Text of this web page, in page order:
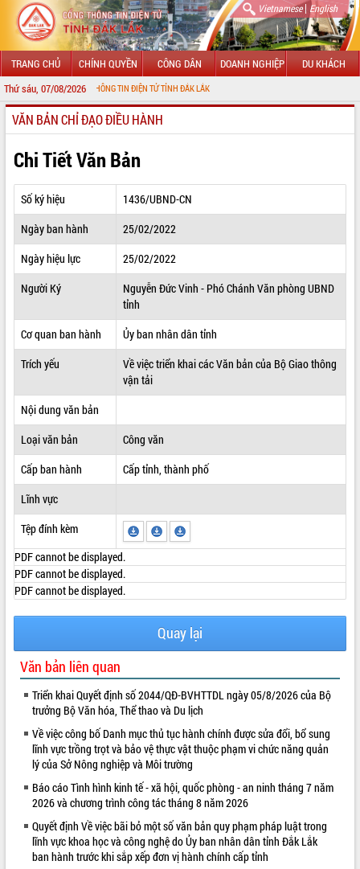
Vietnamese| English
TRANG CHỦ CHÍNH QUYỀN CÔNG DÂN DOANH NGHIỆP DU KHÁCH
Thứ sáu, 07/08/2026
VỚI CỔNG THÔNG TIN ĐIỆN TỬ TỈNH ĐẮK LẮK
GIỚI THIỆU
LÃNH ĐẠO UBND TỈNH
TIN TỨC SỰ KIỆN
SỞ, BAN, NGÀNH
THÔNG TIN CHỈ ĐẠO ĐIỀU HÀNH
VĂN BẢN HĐND TỈNH
QUY HOẠCH - KẾ HOẠCH
VIDEO
Loading the player...
Khám bệnh, cấp phát thuốc miễn phí
và tặng quà người dân xã Cư Pui
Hội nghị UBND tỉnh Đắk Lắk thường kỳ
tháng 7/2026
VĂN BẢN CHỈ ĐẠO ĐIỀU HÀNH
Chi Tiết Văn Bản
Số ký hiệu
1436/UBND-CN
Ngày ban hành
25/02/2022
Ngày hiệu lực
25/02/2022
Người Ký
Nguyễn Đức Vinh - Phó Chánh Văn phòng UBND
tỉnh
Cơ quan ban hành
Ủy ban nhân dân tỉnh
Trích yếu
Về việc triển khai các Văn bản của Bộ Giao thông
vận tải
Nội dung văn bản
Loại văn bản
Công văn
Cấp ban hành
Cấp tỉnh, thành phố
Lĩnh vực
Tệp đính kèm
PDF cannot be displayed.
PDF cannot be displayed.
PDF cannot be displayed.
Quay lại
Văn bản liên quan
Triển khai Quyết định số 2044/QĐ-BVHTTDL ngày 05/8/2026 của Bộ
trưởng Bộ Văn hóa, Thể thao và Du lịch
Về việc công bố Danh mục thủ tục hành chính được sửa đổi, bổ sung
lĩnh vực trồng trọt và bảo vệ thực vật thuộc phạm vi chức năng quản
lý của Sở Nông nghiệp và Môi trường
Báo cáo Tình hình kinh tế - xã hội, quốc phòng - an ninh tháng 7 năm
2026 và chương trình công tác tháng 8 năm 2026
Quyết định Về việc bãi bỏ một số văn bản quy phạm pháp luật trong
lĩnh vực khoa học và công nghệ do Ủy ban nhân dân tỉnh Đắk Lắk
ban hành trước khi sắp xếp đơn vị hành chính cấp tỉnh